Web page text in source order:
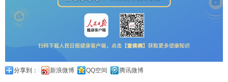
分享到： 新浪微博 QQ空间 腾讯微博